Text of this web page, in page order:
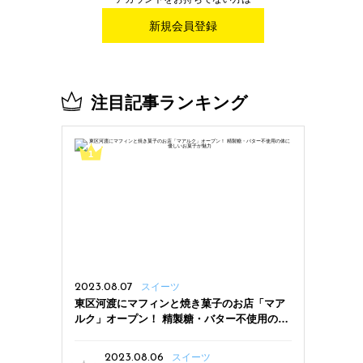
新規会員登録
注目記事ランキング
2023.08.07 スイーツ
東区河渡にマフィンと焼き菓子のお店「マア
ルク」オープン！ 精製糖・バター不使用の体
2023.08.06
スイーツ